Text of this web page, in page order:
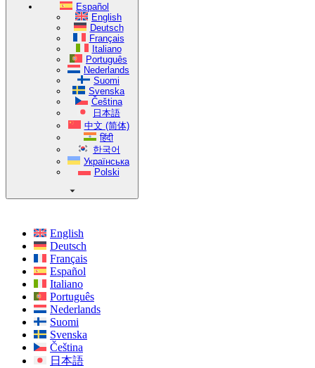
Español
English
Deutsch
Français
Italiano
Português
Nederlands
Suomi
Svenska
Čeština
日本語
中文 (简体)
हिंदी
한국어
Українська
Polski
English
Deutsch
Français
Español
Italiano
Português
Nederlands
Suomi
Svenska
Čeština
日本語